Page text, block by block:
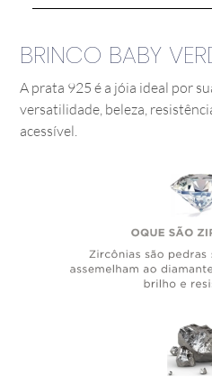
BRINCO BABY
A prata 925 é a jóia ideal por
versatilidade, beleza,
acessível.